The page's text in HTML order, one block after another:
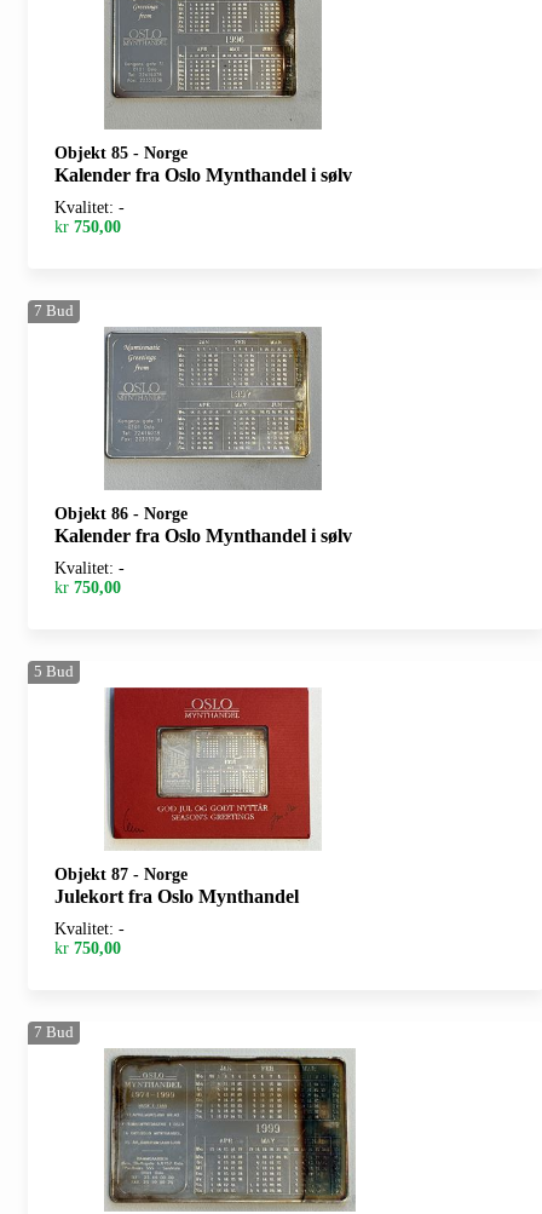
Objekt 85 - Norge
Kalender fra Oslo Mynthandel i sølv
Kvalitet: -
kr 750,00
7 Bud
Objekt 86 - Norge
Kalender fra Oslo Mynthandel i sølv
Kvalitet: -
kr 750,00
5 Bud
Objekt 87 - Norge
Julekort fra Oslo Mynthandel
Kvalitet: -
kr 750,00
7 Bud